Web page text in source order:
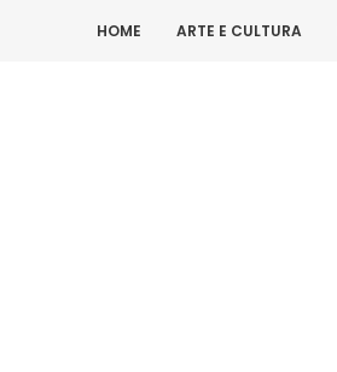
HOME ARTE E CULTURA